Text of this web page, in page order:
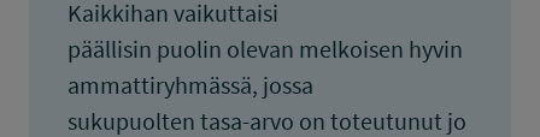
Kaikkihan vaikuttaisi
päällisin puolin olevan melkoisen hyvin
ammattiryhmässä, jossa
sukupuolten tasa-arvo on toteutunut jo